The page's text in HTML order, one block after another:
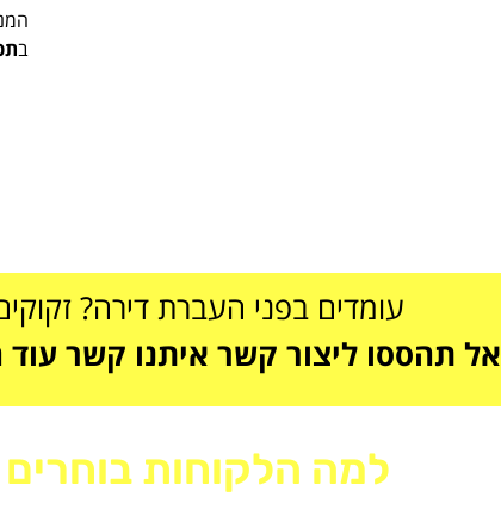
ב
עומדים בפני העברת דירה?
אל תהססו ליצור קשר איתנו קשר עוד היום
למה הלקוחות בוחרים